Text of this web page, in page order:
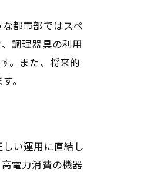
都市部ではスペ
調理器具の利用
。また、将来的
。
い運用に直結し
電力消費の機器